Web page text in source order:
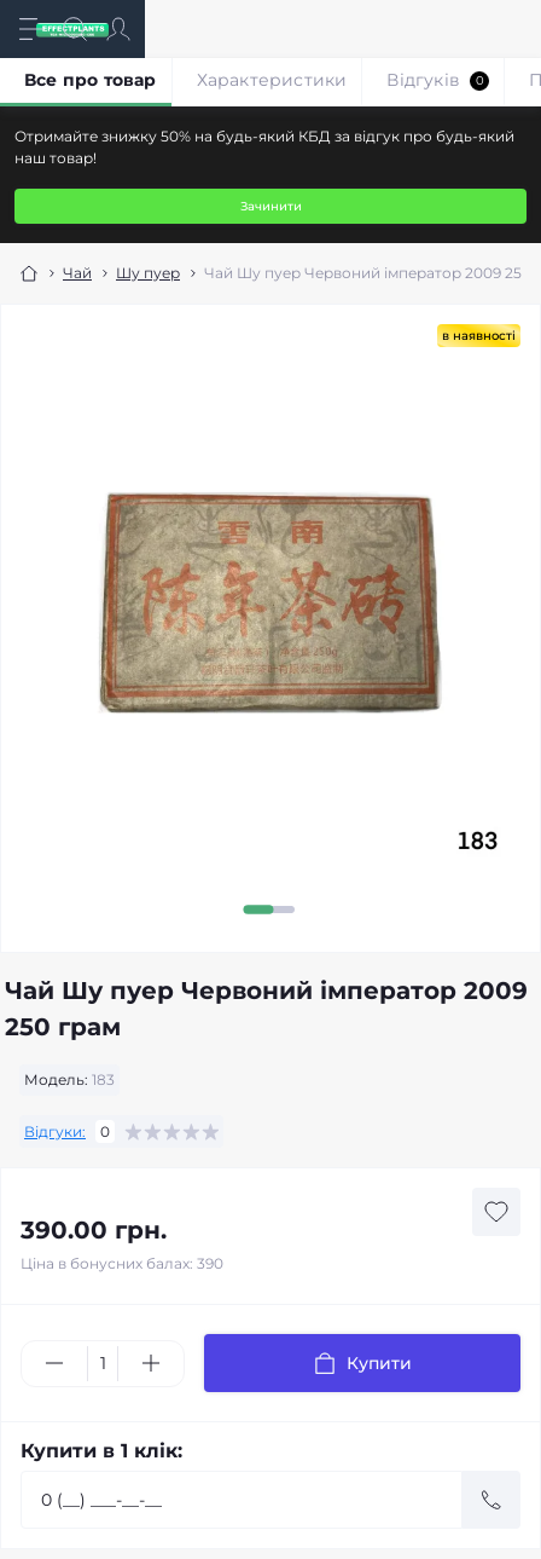
Отримайте знижку 50% на будь-який КБД за відгук про будь-який
наш товар!
Зачинити
Чай Шу пуер Чай Шу пуер Червоний імператор 2009 250
Все про товар Характеристики Відгуків 0
в наявності
Чай Шу пуер Червоний імператор 2009
250 грам
Модель: 183
Відгуки: 0
390.00 грн.
Ціна в бонусних балах: 390
Купити
Купити в 1 клік: